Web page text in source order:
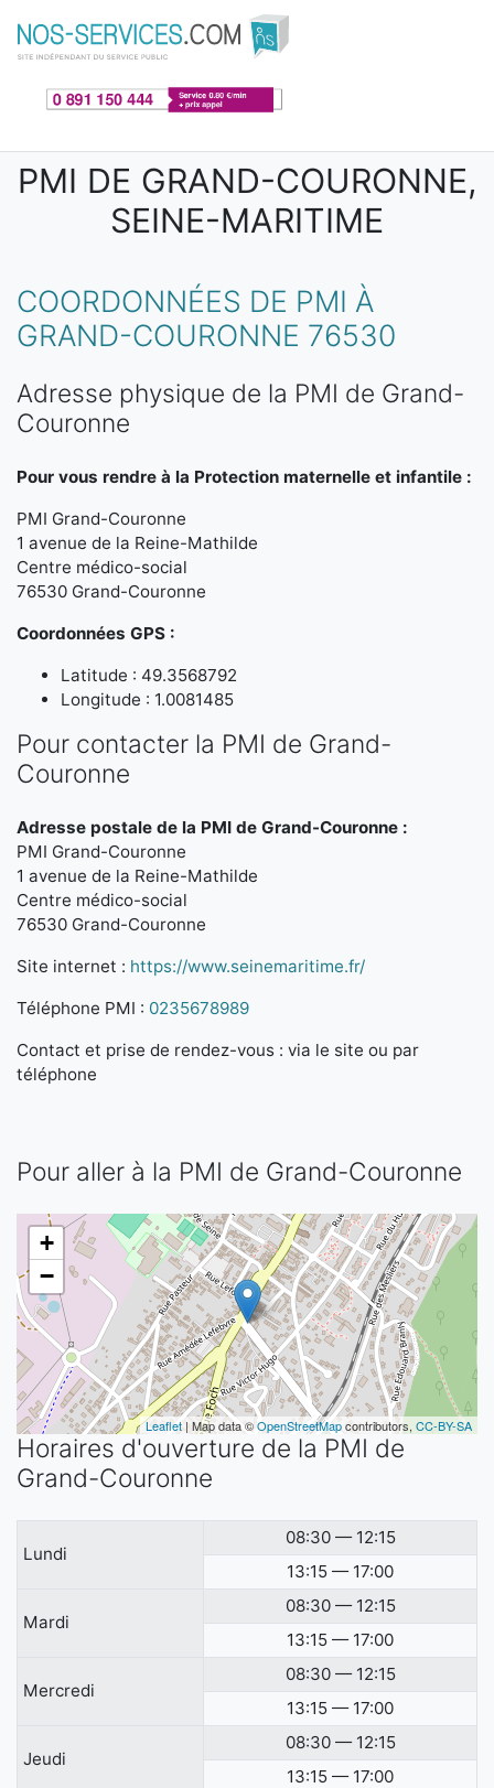
Aller au contenu principal
PMI DE GRAND-COURONNE,
SEINE-MARITIME
COORDONNÉES DE PMI À
GRAND-COURONNE 76530
Adresse physique de la PMI de Grand-
Couronne
Pour vous rendre à la Protection maternelle et infantile :
PMI Grand-Couronne
1 avenue de la Reine-Mathilde
Centre médico-social
76530 Grand-Couronne
Coordonnées GPS :
Latitude : 49.3568792
Longitude : 1.0081485
Pour contacter la PMI de Grand-
Couronne
Adresse postale de la PMI de Grand-Couronne :
PMI Grand-Couronne
1 avenue de la Reine-Mathilde
Centre médico-social
76530 Grand-Couronne
Site internet : https://www.seinemaritime.fr/
Téléphone PMI : 0235678989
Contact et prise de rendez-vous : via le site ou par
téléphone
Pour aller à la PMI de Grand-Couronne
+
−
Leaflet| Map data ©OpenStreetMapcontributors, CC-BY-SA
Horaires d'ouverture de la PMI de
Grand-Couronne
Lundi
08:30 — 12:15
13:15 — 17:00
Mardi
08:30 — 12:15
13:15 — 17:00
Mercredi
08:30 — 12:15
13:15 — 17:00
Jeudi
08:30 — 12:15
13:15 — 17:00